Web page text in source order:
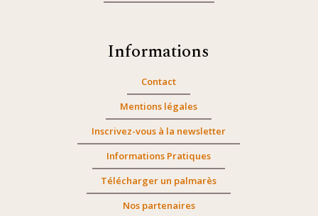
Informations
Contact
Mentions légales
Inscrivez-vous à la newsletter
Informations Pratiques
Télécharger un palmarès
Nos partenaires